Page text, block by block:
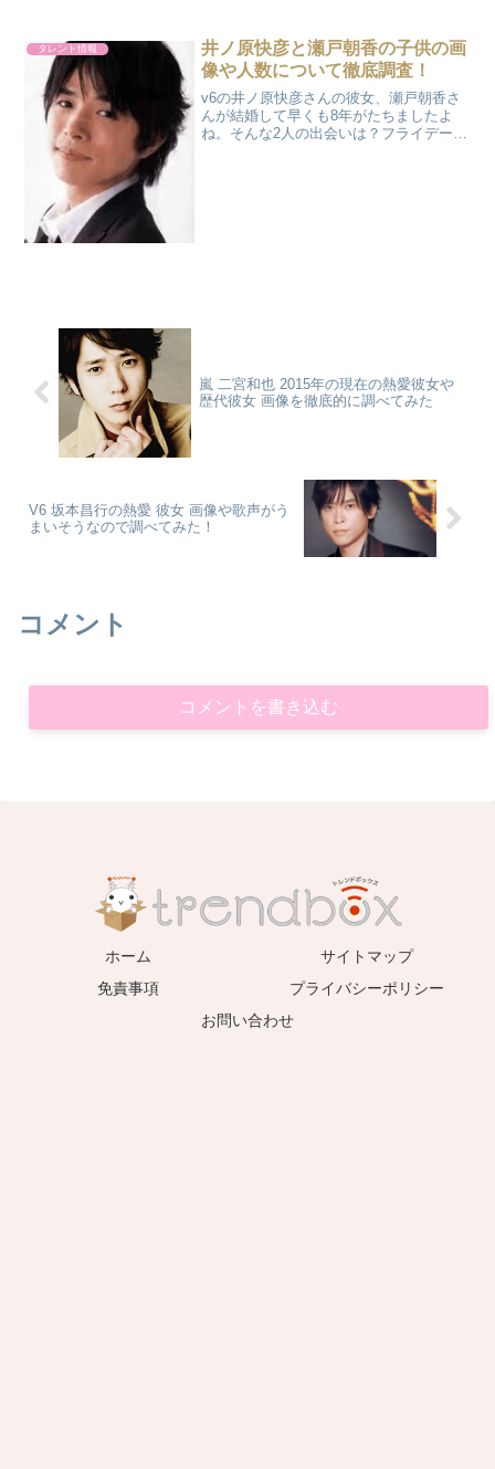
突然佐藤浩市さん妻広田亜矢子からサプ
ライズな手紙によって号泣...
タレント情報
井ノ原快彦と瀬戸朝香の子供の画
像や人数について徹底調査！
v6の井ノ原快彦さんの彼女、瀬戸朝香さ
んが結婚して早くも8年がたちましたよ
ね。そんな2人の出会いは？フライデーは
嵐 二宮和也 2015年の現在の熱愛彼女や
歴代彼女 画像を徹底的に調べてみた
V6 坂本昌行の熱愛 彼女 画像や歌声がう
まいそうなので調べてみた！
コメント
コメントを書き込む
ホーム
サイトマップ
免責事項
プライバシーポリシー
お問い合わせ